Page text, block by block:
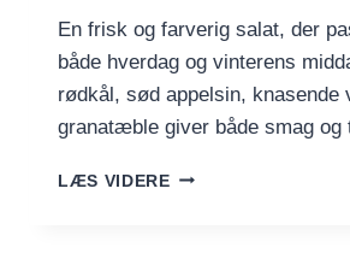
En frisk og farverig salat, der
både hverdag og vinterens
rødkål, sød appelsin, knasende
granatæble giver både smag
LÆS VIDERERØDKÅLSSALAT